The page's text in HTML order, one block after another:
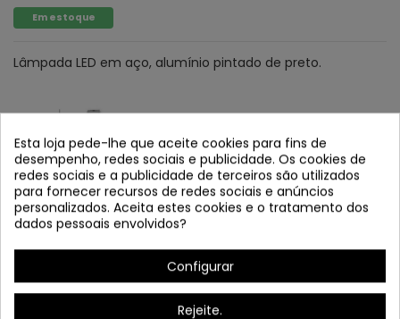
Em estoque
Lâmpada LED em aço, alumínio pintado de preto.
Controle remoto incluído
Esta loja pede-lhe que aceite cookies para fins de
desempenho, redes sociais e publicidade. Os cookies de
redes sociais e a publicidade de terceiros são utilizados
para fornecer recursos de redes sociais e anúncios
personalizados. Aceita estes cookies e o tratamento dos
dados pessoais envolvidos?
Configurar
Rejeite.